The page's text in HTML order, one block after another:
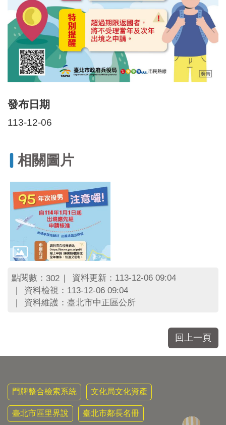
發布日期
113-12-06
相關圖片
點閱數： 302
資料更新：113-12-06 09:04
資料檢視：113-12-06 09:04
資料維護：臺北市中正區公所
回上一頁
門牌整合檢索系統 文化局文化資產
臺北市區里界說 臺北市鄰長名冊